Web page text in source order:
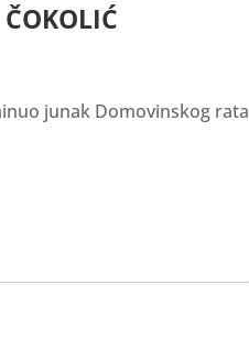
junak Domovinskog rata